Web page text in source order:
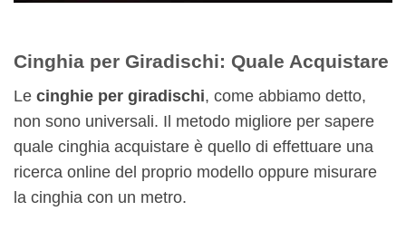
Cinghia per Giradischi: Quale Acquistare
Le cinghie per giradischi, come abbiamo detto,
non sono universali. Il metodo migliore per sapere
quale cinghia acquistare è quello di effettuare una
ricerca online del proprio modello oppure misurare
la cinghia con un metro.